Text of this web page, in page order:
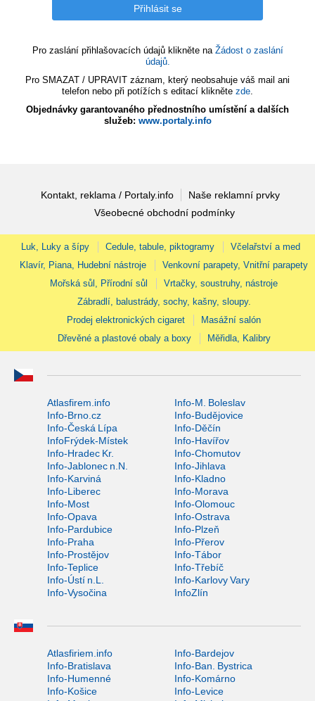
Pro zaslání přihlašovacích údajů klikněte na Žádost o zaslání
údajů.
Pro SMAZAT / UPRAVIT záznam, který neobsahuje váš mail ani
telefon nebo při potížích s editací klikněte zde.
Objednávky garantovaného přednostního umístění a dalších
služeb: www.portaly.info
Kontakt, reklama / Portaly.info
Naše reklamní prvky
Všeobecné obchodní podmínky
Luk, Luky a šípy Cedule, tabule, piktogramy
Včelařství a med
Klavír, Piana, Hudební nástroje
Venkovní parapety, Vnitřní parapety
Mořská sůl, Přírodní sůl
Vrtačky, soustruhy, nástroje
Zábradlí, balustrády, sochy, kašny, sloupy.
Prodej elektronických cigaret
Masážní salón
Dřevěné a plastové obaly a boxy
Měřidla, Kalibry
Atlasfirem.info
Info-M. Boleslav
Info-Brno.cz
Info-Budějovice
Info-Česká Lípa
Info-Děčín
InfoFrýdek-Místek
Info-Havířov
Info-Hradec Kr.
Info-Chomutov
Info-Jablonec n.N.
Info-Jihlava
Info-Karviná
Info-Kladno
Info-Liberec
Info-Morava
Info-Most
Info-Olomouc
Info-Opava
Info-Ostrava
Info-Pardubice
Info-Plzeň
Info-Praha
Info-Přerov
Info-Prostějov
Info-Tábor
Info-Teplice
Info-Třebíč
Info-Ústí n.L.
Info-Karlovy Vary
Info-Vysočina
InfoZlín
Atlasfiriem.info
Info-Bardejov
Info-Bratislava
Info-Ban. Bystrica
Info-Humenné
Info-Komárno
Info-Košice
Info-Levice